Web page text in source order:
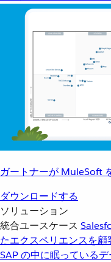
ガートナーが MuleSoft
ダウンロードする
ソリューション
統合ユースケース
たエクスペリエンスを
SAP の中に眠っている